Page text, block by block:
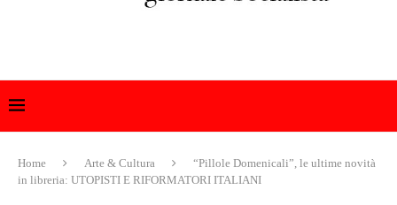
Home Arte & Cultura
“Pillole Domenicali”, le ultime novità
in libreria: UTOPISTI E RIFORMATORI ITALIANI